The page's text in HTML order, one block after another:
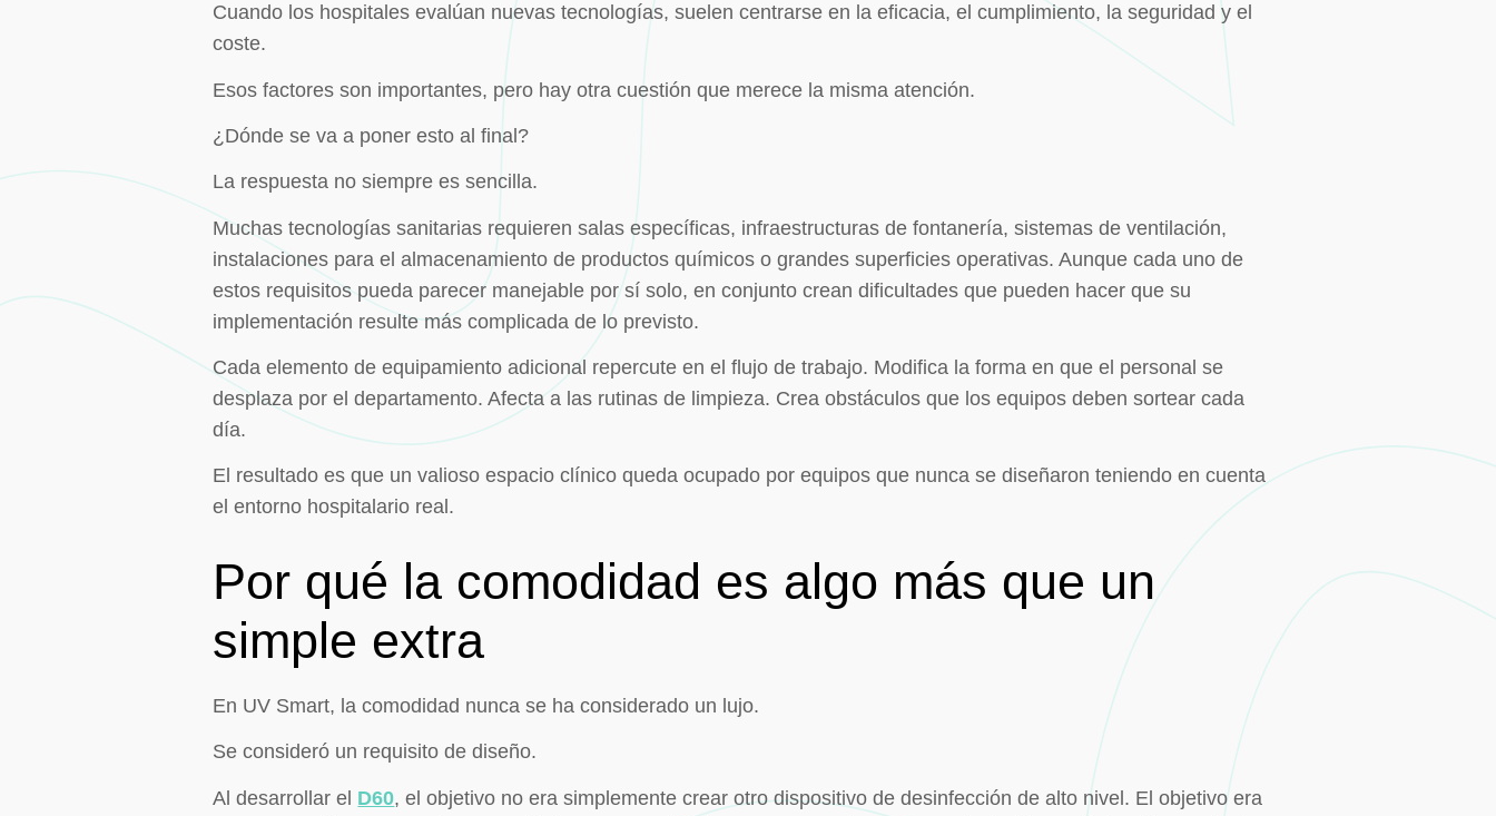
Cuando los hospitales evalúan nuevas tecnologías, suelen centrarse en la eficacia, el cumplimiento, la seguridad y el
coste.
Esos factores son importantes, pero hay otra cuestión que merece la misma atención.
¿Dónde se va a poner esto al final?
La respuesta no siempre es sencilla.
Muchas tecnologías sanitarias requieren salas específicas, infraestructuras de fontanería, sistemas de ventilación,
instalaciones para el almacenamiento de productos químicos o grandes superficies operativas. Aunque cada uno de
estos requisitos pueda parecer manejable por sí solo, en conjunto crean dificultades que pueden hacer que su
implementación resulte más complicada de lo previsto.
Cada elemento de equipamiento adicional repercute en el flujo de trabajo. Modifica la forma en que el personal se
desplaza por el departamento. Afecta a las rutinas de limpieza. Crea obstáculos que los equipos deben sortear cada
día.
El resultado es que un valioso espacio clínico queda ocupado por equipos que nunca se diseñaron teniendo en cuenta
el entorno hospitalario real.
Por qué la comodidad es algo más que un
simple extra
En UV Smart, la comodidad nunca se ha considerado un lujo.
Se consideró un requisito de diseño.
Al desarrollar el D60, el objetivo no era simplemente crear otro dispositivo de desinfección de alto nivel. El objetivo era